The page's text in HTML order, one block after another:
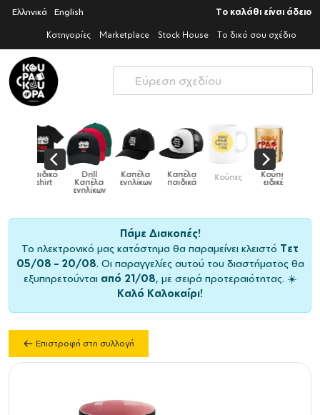
Ελληνικά English Το καλάθι είναι άδειο
Κατηγορίες Marketplace Stock House Το δικό σου σχέδιο
Drill
Καπέλα
ενηλίκων
Καπέλα
ενηλίκων
Καπέλα
παιδικά Κούπες Κούπες
ειδικές
Κούπες
χρωματιστές
Πάμε Διακοπές!
Το ηλεκτρονικό μας κατάστημα θα παραμείνει κλειστό Τετ
05/08 – 20/08. Οι παραγγελίες αυτού του διαστήματος θα
εξυπηρετούνται από 21/08, με σειρά προτεραιότητας. ☀️
Καλό Καλοκαίρι!
Επιστροφή στη συλλογή